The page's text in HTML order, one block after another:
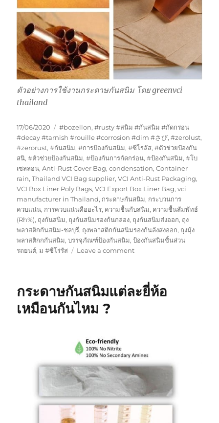
ตัวอย่างการใช้งานกระดาษกันสนิม โดย greenvci
thailand
Posted
on
17/06/2020 Tags
#bozellon,#rusty #สนิม #กันสนิม #กัดกร่อน
#decay #tarnish #rouille #corrosion #dim #さび,#zerolust,
#zerorust,#กันสนิม,#การป้องกันสนิม,#ซีโร่ลัส,#ตัวช่วยป้องกัน
สนิ,#ตัวช่วยป้องกันสนิม,#ป้องกันการกัดกร่อน,#ป้องกันสนิม,#โบ
เซลลอน,Anti-Rust Cover Bag,condensation,Container
rain,Thailand VCI Bag supplier,VCI Anti-Rust Packaging,
VCI Box Liner Poly Bags,VCI Export Box Liner Bag,vci
manufacturer in Thailand, กระดาษกันสนิม, กระบวนการ
ควบแน่น, การควบแน่นคืออะไร, ความชื้นกับสนิม, ความชื้นสัมพัทธ์
(Rh%), ถุงกันสนิม, ถุงกันสนิมรองก้นกล่อง, ถุงกันสนิมส่งออก, ถุง
พลาสติกกันสนิม-ชลบุรี, ถุงพลาสติกกันสนิมรองก้นลังส่งออก, ถุงมุ้ง
พลาสติกกกันสนิม,บรรจุภัณฑ์ป้องกันสนิม,ป้องกันสนิมชิ้นส่วน
รถยนต์,ม #ซีโร่รัส Leave a commenton
คุ้ม
กระดาษกันสนิมแต่ละยี่ห้อ
เหมือนกันไหม ?